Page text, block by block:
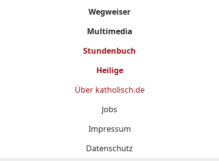
Wegweiser
Multimedia
Stundenbuch
Heilige
Über katholisch.de
Jobs
Impressum
Datenschutz